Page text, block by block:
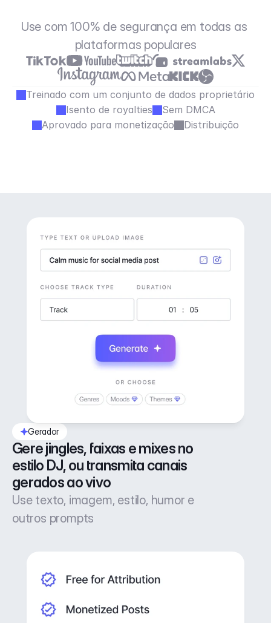
Use com 100% de segurança em todas as
plataformas populares
Treinado com um conjunto de dados proprietário
Isento de royalties
Sem DMCA
Aprovado para monetização
Distribuição
Gerador
Gere jingles, faixas e mixes no
estilo DJ, ou transmita canais
gerados ao vivo
Use texto, imagem, estilo, humor e
outros prompts